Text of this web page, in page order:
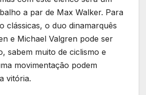
a par de Max Walker. Para
clássicas, o duo dinamarquês
e Michael Valgren pode ser
sabem muito de ciclismo e
movimentação podem
vitória.